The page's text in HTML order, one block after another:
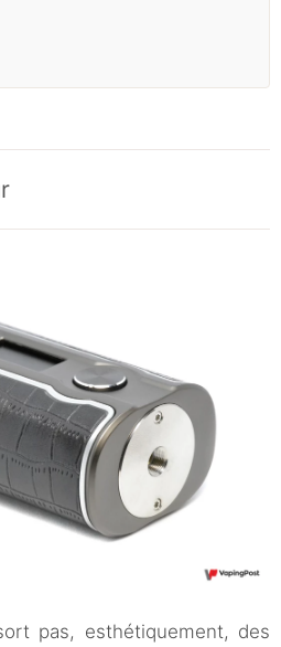
pas, esthétiquement, des